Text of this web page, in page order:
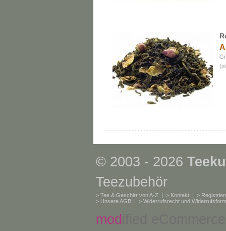
© 2003 - 2026
Teezubehör
> Tee & Geschirr von A-Z | > Kontakt | >
> Unsere AGB | > Widerrufsrecht und
mod